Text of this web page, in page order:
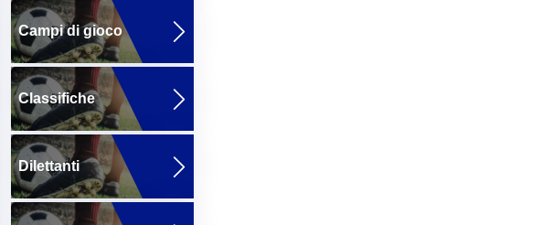
Campi di gioco
Classifiche
Dilettanti